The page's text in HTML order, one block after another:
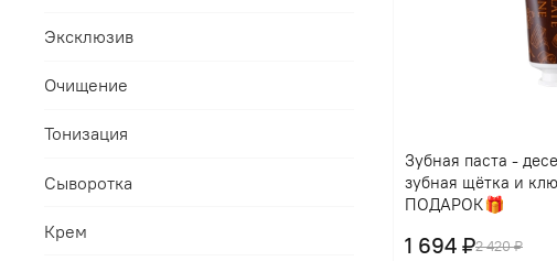
Зубная паста -
зубная щётка и
ПОДАРОК🎁
2 420 ₽
1 694 ₽
Эксклюзив
Очищение
Тонизация
Сыворотка
Крем